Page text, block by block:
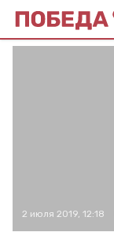
2 июля 2019, 12:18